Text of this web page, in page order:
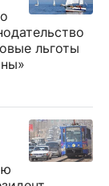
льготы